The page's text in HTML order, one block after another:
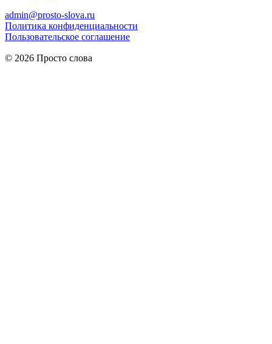
admin@prosto-slova.ru
Политика конфиденциальности
Пользовательское соглашение
© 2026 Просто слова